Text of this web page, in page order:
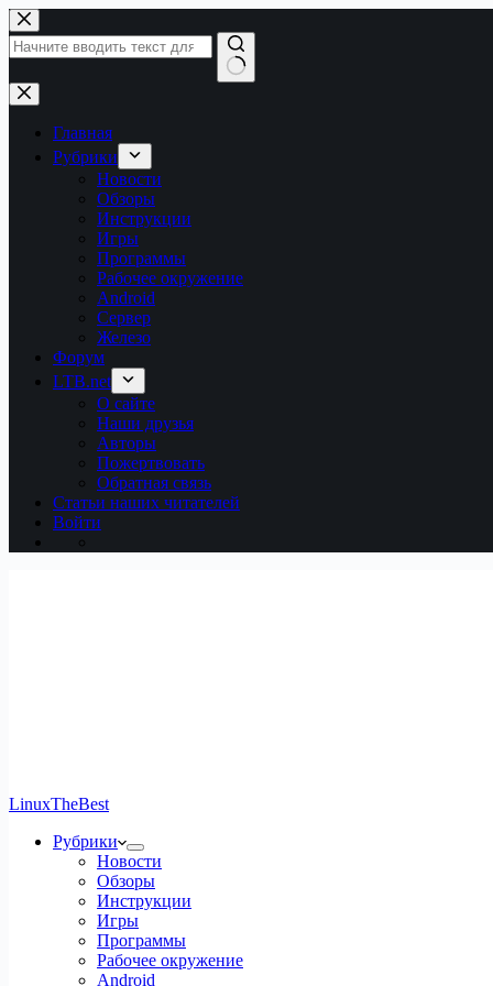
Перейти
к
сути
Ничего
не
найденоГлавная
Рубрики
Новости
Обзоры
Инструкции
Игры
Программы
Рабочее окружение
Android
Сервер
Железо
Форум
LTB.net
О сайте
Наши друзья
Авторы
Пожертвовать
Обратная связь
Статьи наших читателей
Войти
LinuxTheBest
Рубрики
Новости
Обзоры
Инструкции
Игры
Программы
Рабочее окружение
Android